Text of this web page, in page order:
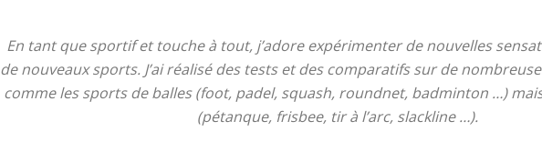
En tant que sportif et touche à tout, j’adore expérimenter de nouvelles
de nouveaux sports. J’ai réalisé des tests et des comparatifs sur de
comme les sports de balles (foot, padel, squash, roundnet, badminton …)
(pétanque, frisbee, tir à l’arc, slackline …).